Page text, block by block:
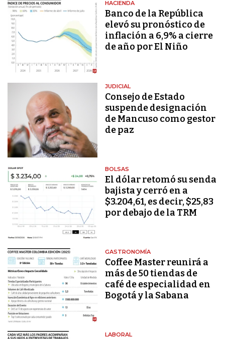
HACIENDA
Banco de la República
elevó su pronóstico de
inflación a 6,9% a cierre
de año por El Niño
JUDICIAL
Consejo de Estado
suspende designación
de Mancuso como gestor
de paz
BOLSAS
El dólar retomó su senda
bajista y cerró en a
$3.204,61, es decir, $25,83
por debajo de la TRM
GASTRONOMÍA
Coffee Master reunirá a
más de 50 tiendas de
café de especialidad en
Bogotá y la Sabana
LABORAL